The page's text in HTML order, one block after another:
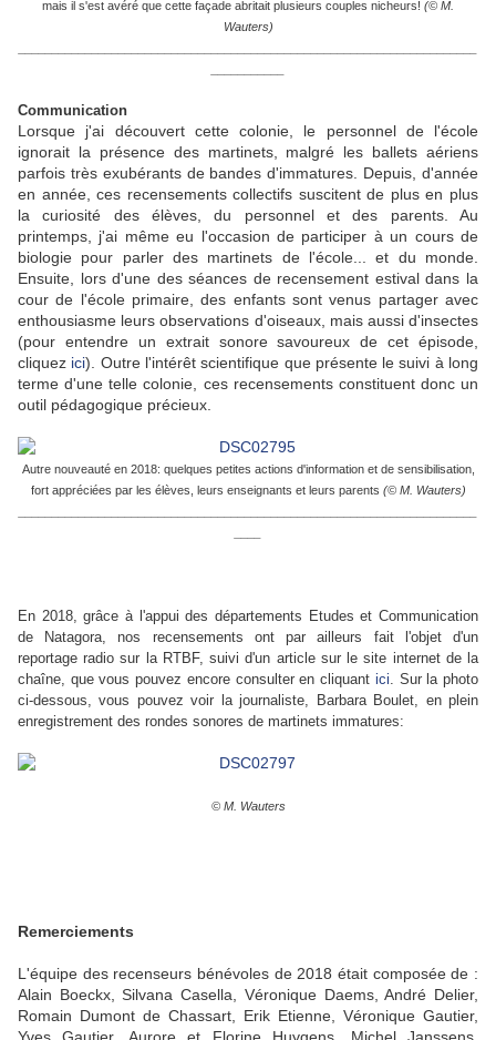
mais il s'est avéré que cette façade abritait plusieurs couples nicheurs! (© M.
Wauters)
Communication
Lorsque j'ai découvert cette colonie, le personnel de l'école
ignorait la présence des martinets, malgré les ballets aériens
parfois très exubérants de bandes d'immatures. Depuis, d'année
en année, ces recensements collectifs suscitent de plus en plus
la curiosité des élèves, du personnel et des parents. Au
printemps, j'ai même eu l'occasion de participer à un cours de
biologie pour parler des martinets de l'école... et du monde.
Ensuite, lors d'une des séances de recensement estival dans la
cour de l'école primaire, des enfants sont venus partager avec
enthousiasme leurs observations d'oiseaux, mais aussi d'insectes
(pour entendre un extrait sonore savoureux de cet épisode,
cliquez ici). Outre l'intérêt scientifique que présente le suivi à long
terme d'une telle colonie, ces recensements constituent donc un
outil pédagogique précieux.
Autre nouveauté en 2018: quelques petites actions d'information et de sensibilisation,
fort appréciées par les élèves, leurs enseignants et leurs parents (© M. Wauters)
En 2018, grâce à l'appui des départements Etudes et Communication
de Natagora, nos recensements ont par ailleurs fait l'objet d'un
reportage radio sur la RTBF, suivi d'un article sur le site internet de la
chaîne, que vous pouvez encore consulter en cliquant ici. Sur la photo
ci-dessous, vous pouvez voir la journaliste, Barbara Boulet, en plein
enregistrement des rondes sonores de martinets immatures:
© M. Wauters
Remerciements
L'équipe des recenseurs bénévoles de 2018 était composée de :
Alain Boeckx, Silvana Casella, Véronique Daems, André Delier,
Romain Dumont de Chassart, Erik Etienne, Véronique Gautier,